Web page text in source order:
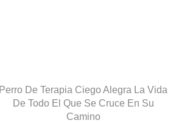
Perro De Terapia Ciego Alegra La Vida
De Todo El Que Se Cruce En Su
Camino